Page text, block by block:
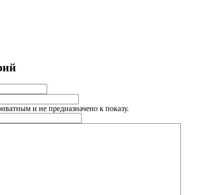
и не предназначено к показу.